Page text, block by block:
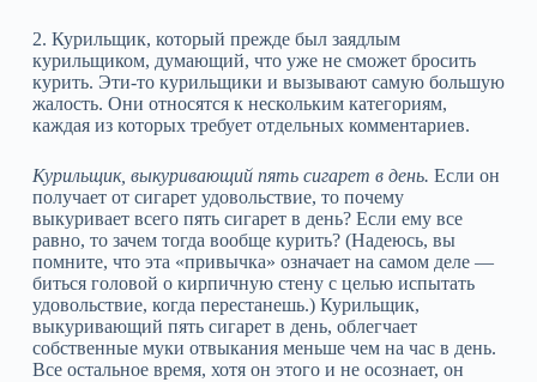
2. Курильщик, который прежде был заядлым
курильщиком, думающий, что уже не сможет бросить
курить. Эти‑то курильщики и вызывают самую большую
жалость. Они относятся к нескольким категориям,
каждая из которых требует отдельных комментариев.
Курильщик, выкуривающий пять сигарет в день. Если он
получает от сигарет удовольствие, то почему
выкуривает всего пять сигарет в день? Если ему все
равно, то зачем тогда вообще курить? (Надеюсь, вы
помните, что эта «привычка» означает на самом деле —
биться головой о кирпичную стену с целью испытать
удовольствие, когда перестанешь.) Курильщик,
выкуривающий пять сигарет в день, облегчает
собственные муки отвыкания меньше чем на час в день.
Все остальное время, хотя он этого и не осознает, он